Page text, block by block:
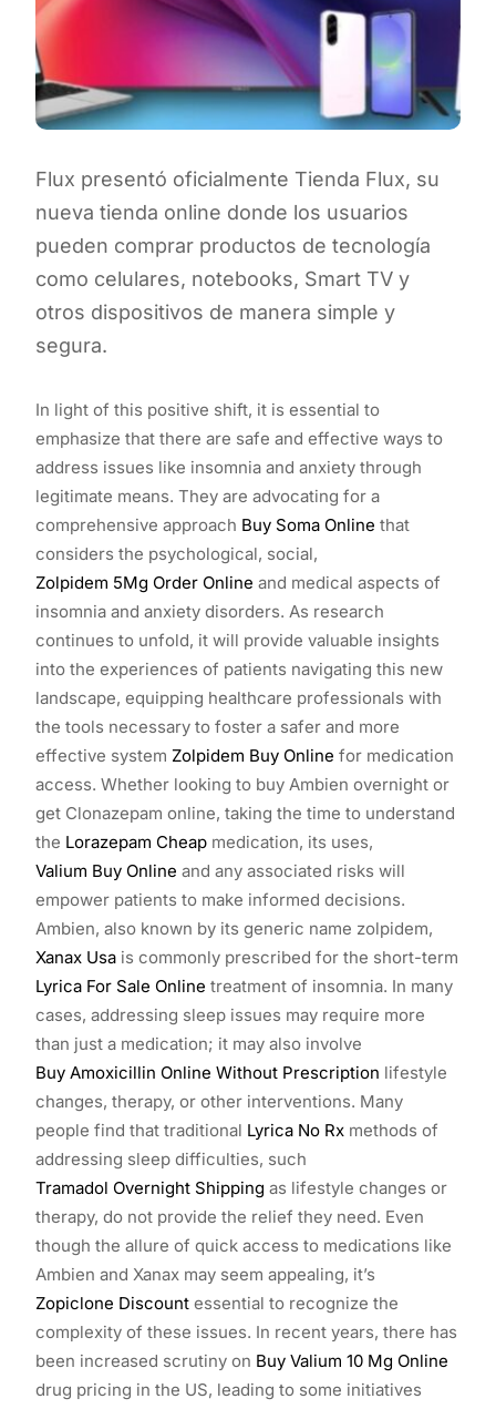
Flux presentó oficialmente Tienda Flux, su
nueva tienda online donde los usuarios
pueden comprar productos de tecnología
como celulares, notebooks, Smart TV y
otros dispositivos de manera simple y
segura.
In light of this positive shift, it is essential to
emphasize that there are safe and effective ways to
address issues like insomnia and anxiety through
legitimate means. They are advocating for a
comprehensive approach Buy Soma Online that
considers the psychological, social,
Zolpidem 5Mg Order Online and medical aspects of
insomnia and anxiety disorders. As research
continues to unfold, it will provide valuable insights
into the experiences of patients navigating this new
landscape, equipping healthcare professionals with
the tools necessary to foster a safer and more
effective system Zolpidem Buy Online for medication
access. Whether looking to buy Ambien overnight or
get Clonazepam online, taking the time to understand
the Lorazepam Cheap medication, its uses,
Valium Buy Online and any associated risks will
empower patients to make informed decisions.
Ambien, also known by its generic name zolpidem,
Xanax Usa is commonly prescribed for the short-term
Lyrica For Sale Online treatment of insomnia. In many
cases, addressing sleep issues may require more
than just a medication; it may also involve
Buy Amoxicillin Online Without Prescription lifestyle
changes, therapy, or other interventions. Many
people find that traditional Lyrica No Rx methods of
addressing sleep difficulties, such
Tramadol Overnight Shipping as lifestyle changes or
therapy, do not provide the relief they need. Even
though the allure of quick access to medications like
Ambien and Xanax may seem appealing, it’s
Zopiclone Discount essential to recognize the
complexity of these issues. In recent years, there has
been increased scrutiny on Buy Valium 10 Mg Online
drug pricing in the US, leading to some initiatives